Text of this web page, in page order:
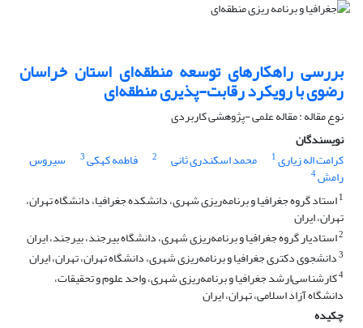
بررسی راهکارهای توسعه منطقه‌ای استان خراسان
رضوی با رویکرد رقابت-پذیری منطقه‌ای
نوع مقاله : مقاله علمی -پژوهشی کاربردی
نویسندگان
کرامت اله زیاری1 محمد اسکندری ثانی 2 فاطمه کهکی3 سیروس
رامش4
1استاد گروه جغرافیا و برنامه‌ریزی شهری، دانشکده جغرافیا، دانشگاه تهران،
تهران، ایران
2استادیار گروه جغرافیا و برنامه‌ریزی شهری، دانشگاه بیرجند، بیرجند، ایران
3دانشجوی دکتری جغرافیا و برنامه‌ریزی شهری، دانشگاه تهران، تهران، ایران
4کارشناسی‌ارشد جغرافیا و برنامه‌ریزی شهری، واحد علوم و تحقیقات،
دانشگاه آزاد اسلامی، تهران، ایران
چکیده